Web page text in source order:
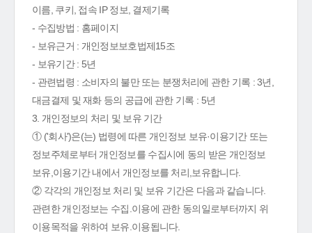
이름, 쿠키, 접속 IP 정보, 결제기록
- 수집방법 : 홈페이지
- 보유근거 : 개인정보보호법제15조
- 보유기간 : 5년
- 관련법령 : 소비자의 불만 또는 분쟁처리에 관한 기록 : 3년,
대금결제 및 재화 등의 공급에 관한 기록 : 5년
3. 개인정보의 처리 및 보유 기간
① ('회사')은(는) 법령에 따른 개인정보 보유·이용기간 또는
정보주체로부터 개인정보를 수집시에 동의 받은 개인정보
보유,이용기간 내에서 개인정보를 처리,보유합니다.
② 각각의 개인정보 처리 및 보유 기간은 다음과 같습니다.
관련한 개인정보는 수집.이용에 관한 동의일로부터까지 위
이용목적을 위하여 보유.이용됩니다.